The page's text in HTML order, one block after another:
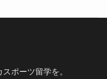
ポーツ留学を。